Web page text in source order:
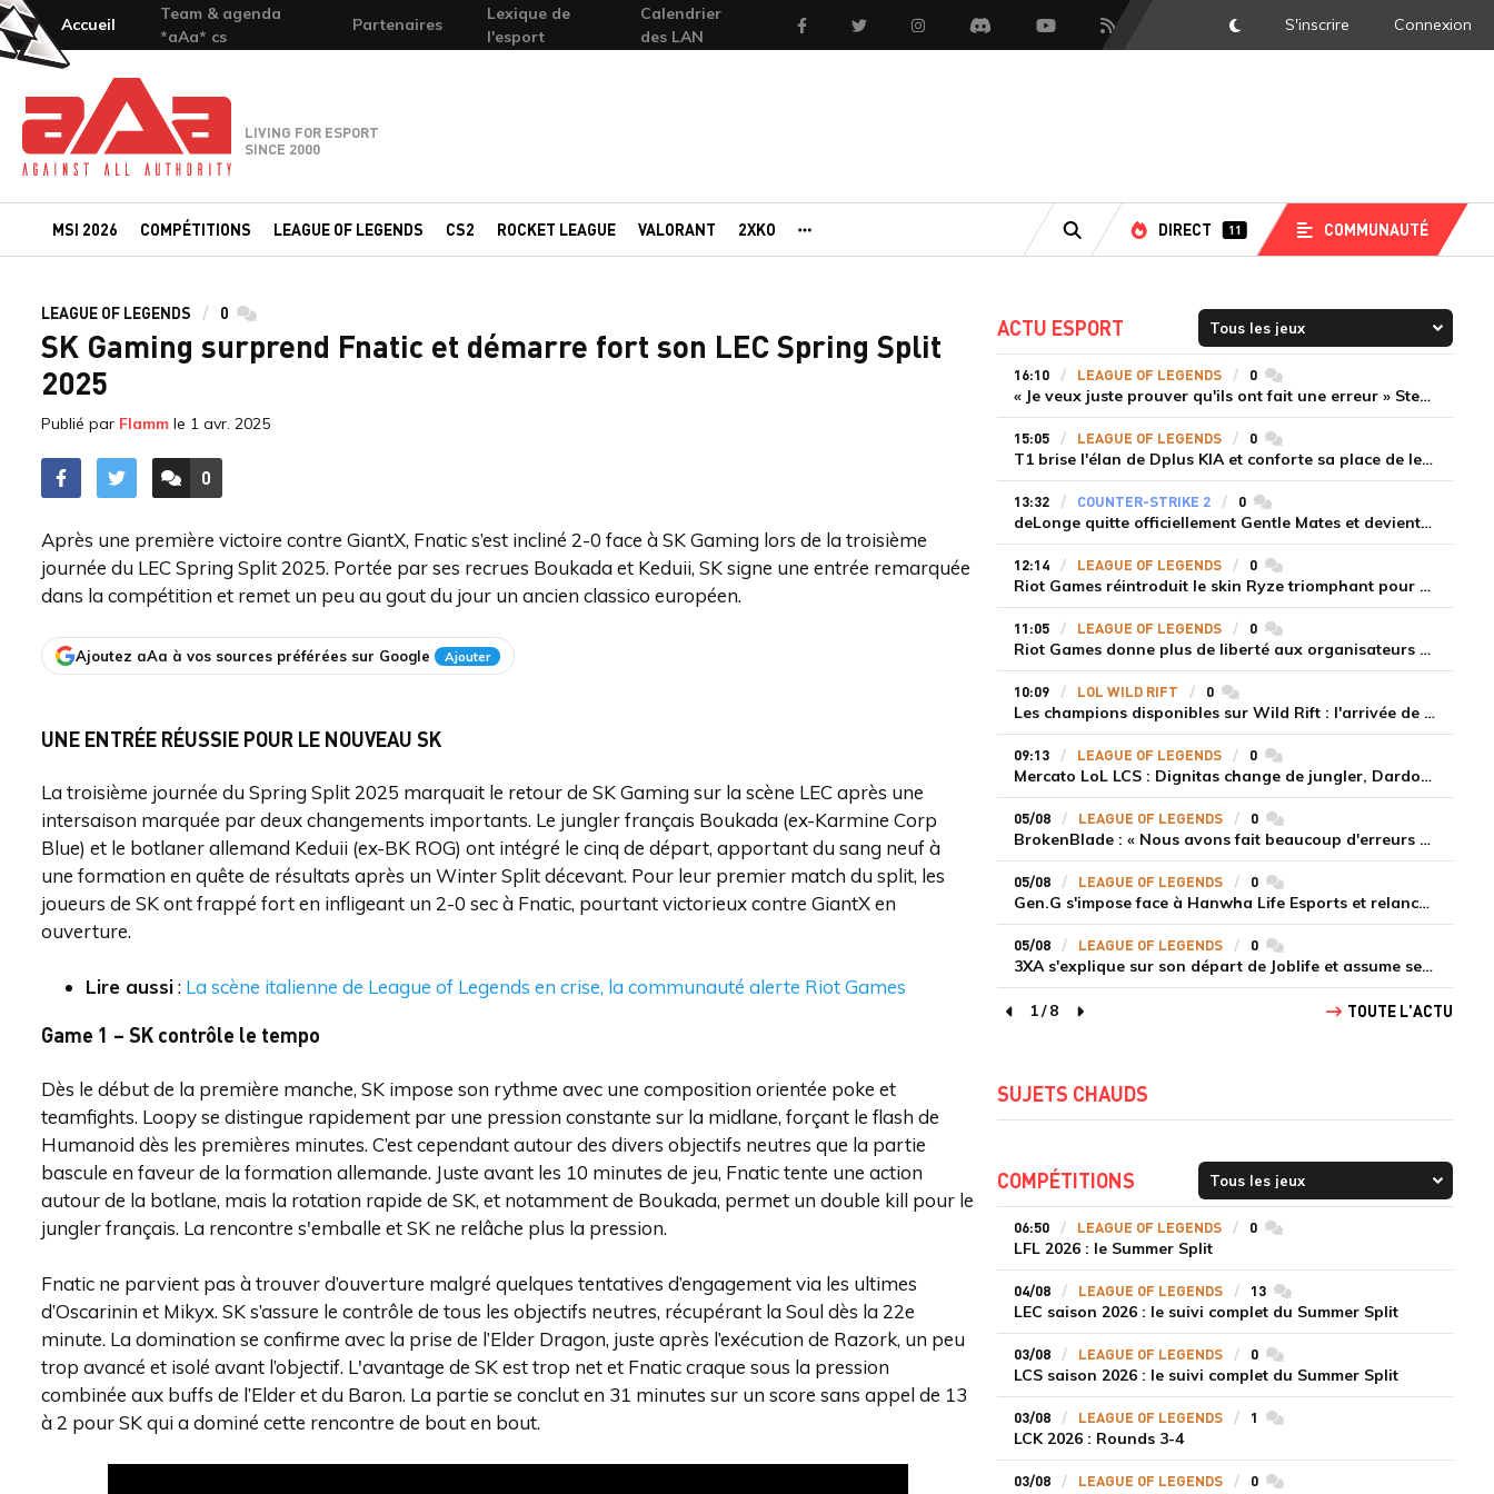
Accueil
Team & agenda
*aAa* cs
Partenaires
Lexique de
l'esport
Calendrier
des LAN
FacebookTwitter InstagramDiscord YoutubeFlux RSS DarkMode
S'inscrire Connexion
Team-aAa - against All authority
LIVING FOR ESPORT
SINCE 2000
MSI 2026 COMPÉTITIONS LEAGUE OF LEGENDS CS2 ROCKET LEAGUE VALORANT 2XKO
RECHERCHE
DIRECT 11 COMMUNAUTÉ
LEAGUE OF LEGENDS 0 commentaires
SK Gaming surprend Fnatic et démarre fort son LEC Spring Split
2025
Publié par Flamm le 1 avr. 2025
ACCÉDER AUX
0
COMMENTAIRES
Après une première victoire contre GiantX, Fnatic s’est incliné 2-0 face à SK Gaming lors de la troisième
journée du LEC Spring Split 2025. Portée par ses recrues Boukada et Keduii, SK signe une entrée remarquée
dans la compétition et remet un peu au gout du jour un ancien classico européen.
Ajoutez aAa à vos sources préférées sur Google Ajouter
UNE ENTRÉE RÉUSSIE POUR LE NOUVEAU SK
La troisième journée du Spring Split 2025 marquait le retour de SK Gaming sur la scène LEC après une
intersaison marquée par deux changements importants. Le jungler français Boukada (ex-Karmine Corp
Blue) et le botlaner allemand Keduii (ex-BK ROG) ont intégré le cinq de départ, apportant du sang neuf à
une formation en quête de résultats après un Winter Split décevant. Pour leur premier match du split, les
joueurs de SK ont frappé fort en infligeant un 2-0 sec à Fnatic, pourtant victorieux contre GiantX en
ouverture.
Lire aussi: La scène italienne de League of Legends en crise, la communauté alerte Riot Games
Game 1 – SK contrôle le tempo
Dès le début de la première manche, SK impose son rythme avec une composition orientée poke et
teamfights. Loopy se distingue rapidement par une pression constante sur la midlane, forçant le flash de
Humanoid dès les premières minutes. C’est cependant autour des divers objectifs neutres que la partie
bascule en faveur de la formation allemande. Juste avant les 10 minutes de jeu, Fnatic tente une action
autour de la botlane, mais la rotation rapide de SK, et notamment de Boukada, permet un double kill pour le
jungler français. La rencontre s'emballe et SK ne relâche plus la pression.
Fnatic ne parvient pas à trouver d’ouverture malgré quelques tentatives d’engagement via les ultimes
d’Oscarinin et Mikyx. SK s’assure le contrôle de tous les objectifs neutres, récupérant la Soul dès la 22e
minute. La domination se confirme avec la prise de l’Elder Dragon, juste après l’exécution de Razork, un peu
trop avancé et isolé avant l’objectif. L'avantage de SK est trop net et Fnatic craque sous la pression
combinée aux buffs de l’Elder et du Baron. La partie se conclut en 31 minutes sur un score sans appel de 13
à 2 pour SK qui a dominé cette rencontre de bout en bout.
ACTU ESPORT
16:10 LEAGUE OF LEGENDS 0commentaires
« Je veux juste prouver qu'ils ont fait une erreur » Stend se confie sur son mercato chaotique et ses ambitions avec Shifters
15:05 LEAGUE OF LEGENDS 0commentaires
T1 brise l'élan de Dplus KIA et conforte sa place de leader en LCK 2026 Rounds 3-4
13:32 COUNTER-STRIKE 2 0commentaires
deLonge quitte officiellement Gentle Mates et devient agent libre
12:14 LEAGUE OF LEGENDS 0commentaires
Riot Games réintroduit le skin Ryze triomphant pour récompenser la scène amateur
11:05 LEAGUE OF LEGENDS 0commentaires
Riot Games donne plus de liberté aux organisateurs de tournois locaux sur League of Legends
10:09 LOL WILD RIFT 0commentaires
Les champions disponibles sur Wild Rift : l'arrivée de Cho'Gath
09:13 LEAGUE OF LEGENDS 0commentaires
Mercato LoL LCS : Dignitas change de jungler, Dardoch fait son retour en LCS, eXyu annonce sa retraite
05/08 LEAGUE OF LEGENDS 0commentaires
BrokenBlade : « Nous avons fait beaucoup d'erreurs bêtes, mais une victoire reste une victoire et c'est une chose dont on peut se réjouir »
05/08 LEAGUE OF LEGENDS 0commentaires
Gen.G s'impose face à Hanwha Life Esports et relance sa dynamique en LCK
05/08 LEAGUE OF LEGENDS 0commentaires
3XA s'explique sur son départ de Joblife et assume ses torts
page précédente
1/8
page suivante
TOUTE L'ACTU
SUJETS CHAUDS
COMPÉTITIONS
06:50 LEAGUE OF LEGENDS 0commentaires
LFL 2026 : le Summer Split
04/08 LEAGUE OF LEGENDS 13commentaires
LEC saison 2026 : le suivi complet du Summer Split
03/08 LEAGUE OF LEGENDS 0commentaires
LCS saison 2026 : le suivi complet du Summer Split
03/08 LEAGUE OF LEGENDS 1 commentaires
LCK 2026 : Rounds 3-4
03/08 LEAGUE OF LEGENDS 0commentaires